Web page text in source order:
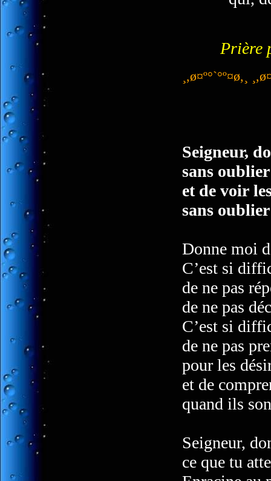
Prière
¸,ø¤º°`°º¤ø,¸
Seigneur,
sans
et de voir
sans
Donne moi
C’est si
de ne pas
de ne pas
C’est si
de ne pas
pour les
et de
quand ils
Seigneur,
ce que tu